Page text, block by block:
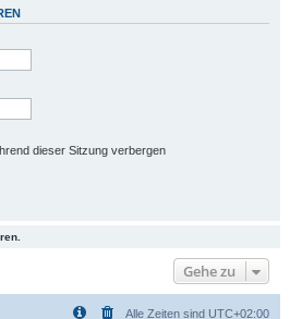
dieser Sitzung verbergen
Gehe zu
Alle Zeiten sind UTC+02:00